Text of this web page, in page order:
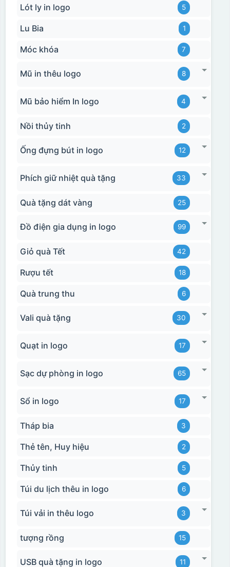
Lót ly in logo 5
Lu Bia 1
Móc khóa 7
Mũ in thêu logo 8
Mũ bảo hiểm In logo 4
Nồi thủy tinh 2
Ống đựng bút in logo 12
Phích giữ nhiệt quà tặng 33
Quà tặng dát vàng 25
Đồ điện gia dụng in logo 99
Giỏ quà Tết 42
Rượu tết 18
Quà trung thu 6
Vali quà tặng 30
Quạt in logo 17
Sạc dự phòng in logo 65
Sổ in logo 17
Tháp bia 3
Thẻ tên, Huy hiệu 2
Thủy tinh 5
Túi du lịch thêu in logo 6
Túi vải in thêu logo 3
tượng rồng 15
USB quà tặng in logo 11